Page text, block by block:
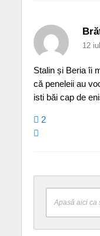
12
Stalin și Beria îi
că peneleii au
isti băi cap de
2
Apasă aici ca